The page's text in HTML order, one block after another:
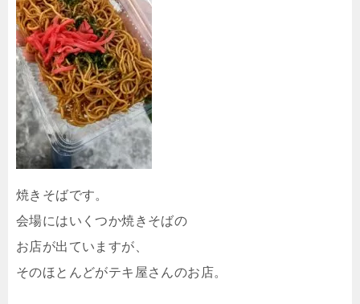
焼きそばです。
会場にはいくつか焼きそばの
お店が出ていますが、
そのほとんどがテキ屋さんのお店。